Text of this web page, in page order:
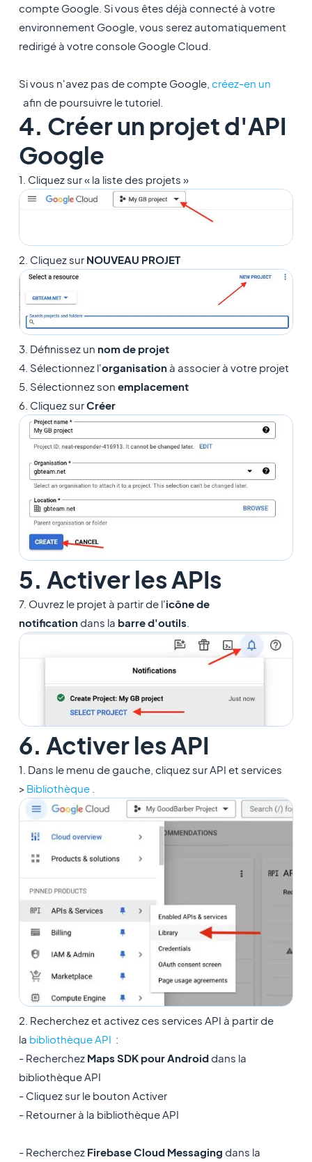
compte Google. Si vous êtes déjà connecté à votre
environnement Google, vous serez automatiquement
redirigé à votre console Google Cloud.
Si vous n'avez pas de compte Google, créez-en un
afin de poursuivre le tutoriel.
4. Créer un projet d'API
Google
1. Cliquez sur « la liste des projets »
2. Cliquez sur NOUVEAU PROJET
3. Définissez un nom de projet
4. Sélectionnez l'organisationà associer à votre projet
5. Sélectionnez son emplacement
6. Cliquez surCréer
5. Activer les APIs
7. Ouvrez le projet à partir de l'icône de
notificationdans la barre d'outils
6. Activer les API
1. Dans le menu de gauche, cliquez sur API et services
> Bibliothèque.
2. Recherchez et activez ces services API à partir de
la bibliothèque API :
- Recherchez Maps SDK pour Androiddans la
bibliothèque API
- Cliquez sur le bouton Activer
- Retourner à la bibliothèque API
- Recherchez Firebase Cloud Messaging dans la